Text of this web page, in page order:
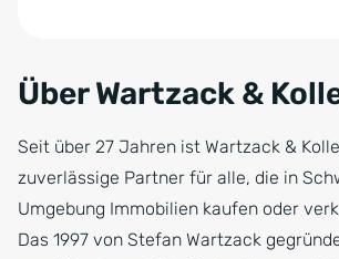
Über Wartzack &
Seit über 27 Jahren ist Wartzack &
zuverlässige Partner für alle, die in
Umgebung Immobilien kaufen oder
Das 1997 von Stefan Wartzack